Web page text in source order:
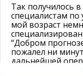
Так получилось
специалистам по
мой возраст
“Добром
пожалел ни
дальнейшей
лечения, все